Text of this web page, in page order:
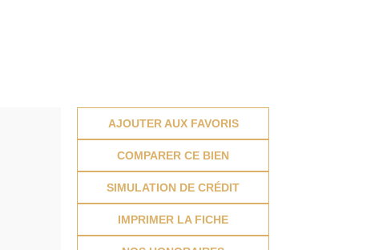
AJOUTER AUX FAVORIS
COMPARER CE BIEN
SIMULATION DE CRÉDIT
IMPRIMER LA FICHE